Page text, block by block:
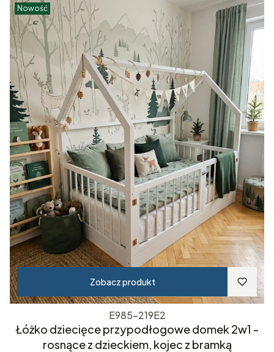
Nowość
Zobacz produkt
E985-219E2
Łóżko dziecięce przypodłogowe domek 2w1 -
rosnące z dzieckiem, kojec z bramką